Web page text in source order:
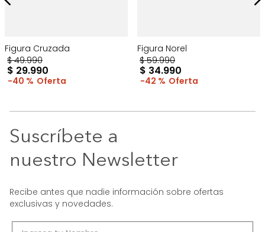
Figura Cruzada
$ 49.990
$ 29.990
40 %
Figura Norel
$ 59.990
$ 34.990
42 %
Suscríbete a
nuestro Newsletter
Recibe antes que nadie información sobre ofertas
exclusivas y novedades.